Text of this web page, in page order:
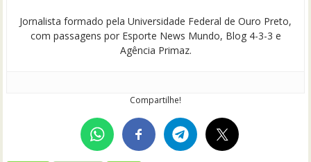
Jornalista formado pela Universidade Federal de Ouro Preto,
com passagens por Esporte News Mundo, Blog 4-3-3 e
Agência Primaz.
Compartilhe!